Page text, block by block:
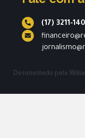
(17) 3211-
Desenvolvido pela